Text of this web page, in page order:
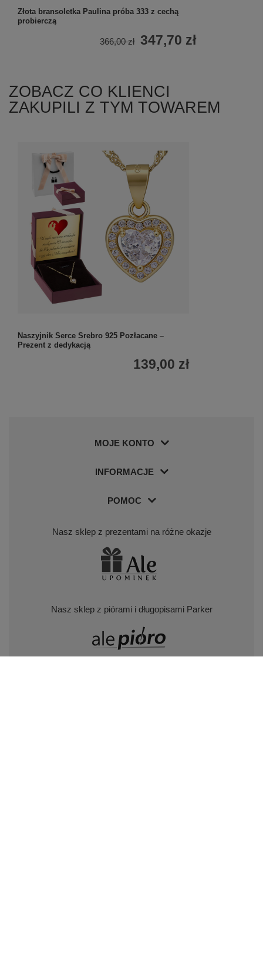
Złota bransoletka Paulina próba 333 z cechą
probierczą
366,00 zł 347,70 zł
ZOBACZ CO KLIENCI
ZAKUPILI Z TYM TOWAREM
Naszyjnik Serce Srebro 925 Pozłacane –
Prezent z dedykacją
139,00 zł
MOJE KONTO
INFORMACJE
POMOC
Nasz sklep z prezentami na różne okazje
Nasz sklep z piórami i długopisami Parker